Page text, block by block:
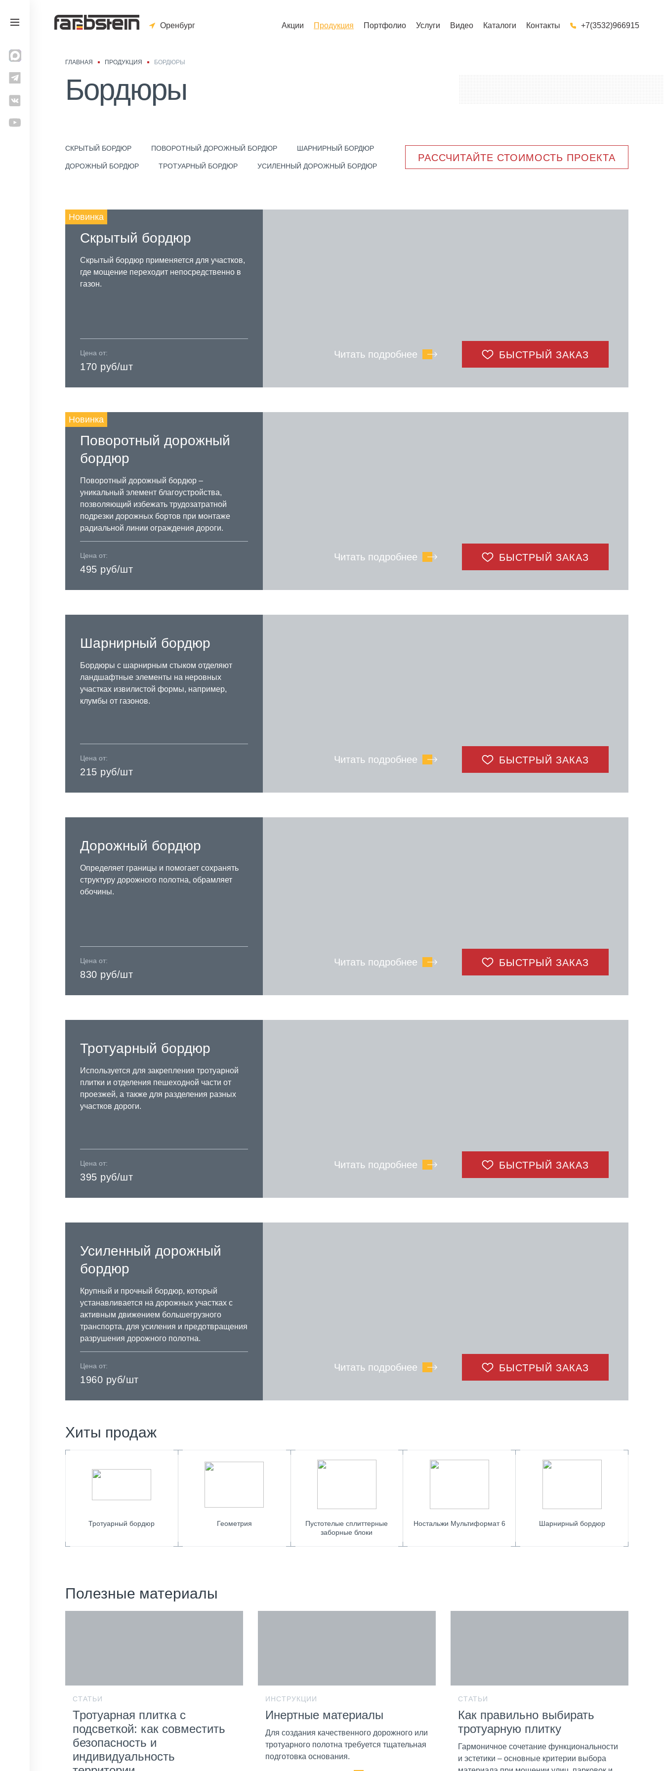
Оренбург Акции Продукция Портфолио Услуги Видео Каталоги Контакты +7(3532)966915
ГЛАВНАЯ ПРОДУКЦИЯ БОРДЮРЫ
Бордюры
СКРЫТЫЙ БОРДЮР ПОВОРОТНЫЙ ДОРОЖНЫЙ БОРДЮР ШАРНИРНЫЙ БОРДЮР
ДОРОЖНЫЙ БОРДЮР ТРОТУАРНЫЙ БОРДЮР УСИЛЕННЫЙ ДОРОЖНЫЙ БОРДЮР
РАССЧИТАЙТЕ СТОИМОСТЬ ПРОЕКТА
Новинка
Скрытый бордюр
Скрытый бордюр применяется для участков,
где мощение переходит непосредственно в
газон.
Цена от:
170 руб/шт
Читать подробнее БЫСТРЫЙ ЗАКАЗ
Новинка
Поворотный дорожный
бордюр
Поворотный дорожный бордюр –
уникальный элемент благоустройства,
позволяющий избежать трудозатратной
подрезки дорожных бортов при монтаже
радиальной линии ограждения дороги.
Цена от:
495 руб/шт
Читать подробнее БЫСТРЫЙ ЗАКАЗ
Шарнирный бордюр
Бордюры с шарнирным стыком отделяют
ландшафтные элементы на неровных
участках извилистой формы, например,
клумбы от газонов.
Цена от:
215 руб/шт
Читать подробнее БЫСТРЫЙ ЗАКАЗ
Дорожный бордюр
Определяет границы и помогает сохранять
структуру дорожного полотна, обрамляет
обочины.
Цена от:
830 руб/шт
Читать подробнее БЫСТРЫЙ ЗАКАЗ
Тротуарный бордюр
Используется для закрепления тротуарной
плитки и отделения пешеходной части от
проезжей, а также для разделения разных
участков дороги.
Цена от:
395 руб/шт
Читать подробнее БЫСТРЫЙ ЗАКАЗ
Усиленный дорожный
бордюр
Крупный и прочный бордюр, который
устанавливается на дорожных участках с
активным движением большегрузного
транспорта, для усиления и предотвращения
разрушения дорожного полотна.
Цена от:
1960 руб/шт
Читать подробнее БЫСТРЫЙ ЗАКАЗ
Хиты продаж
Тротуарный бордюр Геометрия
Пустотелые сплиттерные
заборные блоки
Ностальжи Мультиформат 6 Шарнирный бордюр
Полезные материалы
СТАТЬИ
Тротуарная плитка с
подсветкой: как совместить
безопасность и
индивидуальность
ИНСТРУКЦИИ
Инертные материалы
Для создания качественного дорожного или
тротуарного полотна требуется тщательная
подготовка основания.
СТАТЬИ
Как правильно выбирать
тротуарную плитку
Гармоничное сочетание функциональности
и эстетики – основные критерии выбора